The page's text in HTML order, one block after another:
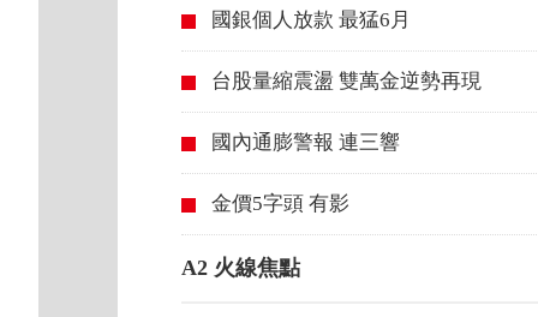
國銀個人放款 最猛6月
台股量縮震盪 雙萬金逆勢再現
國內通膨警報 連三響
金價5字頭 有影
A2 火線焦點